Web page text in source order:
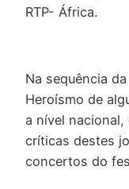
RTP- África.
Na sequência
Heroísmo de
a nível nacional,
críticas destes
concertos do